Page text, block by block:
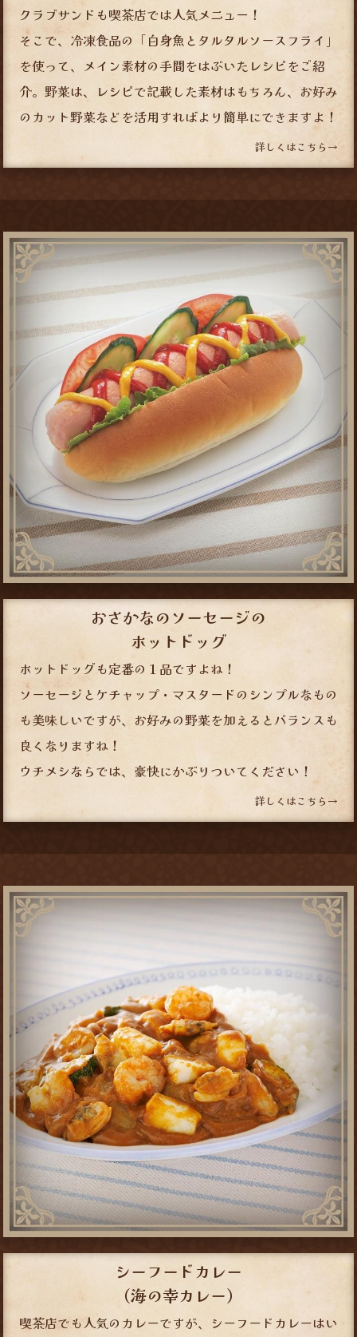
クラブサンドも喫茶店では人気メニュー！
そこで、冷凍食品の「白身魚とタルタルソースフライ」
を使って、メイン素材の手間をはぶいたレシピをご紹
介。野菜は、レシピで記載した素材はもちろん、お好み
のカット野菜などを活用すればより簡単にできますよ！
詳しくはこちら→
おさかなのソーセージの
ホットドッグ
ホットドッグも定番の１品ですよね！
ソーセージとケチャップ・マスタードのシンプルなもの
も美味しいですが、お好みの野菜を加えるとバランスも
良くなりますね！
ウチメシならでは、豪快にかぶりついてください！
詳しくはこちら→
シーフードカレー
（海の幸カレー）
喫茶店でも人気のカレーですが、シーフードカレーはい